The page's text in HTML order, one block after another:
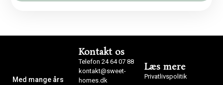
Med mange års
Kontakt os
Telefon 24 64 07 88
kontakt@sweet-
homes.dk
Læs mere
Privatlivspolitik